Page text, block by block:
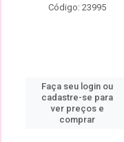
Código: 23995
Faça seu login ou
cadastre-se para
ver preços e
comprar